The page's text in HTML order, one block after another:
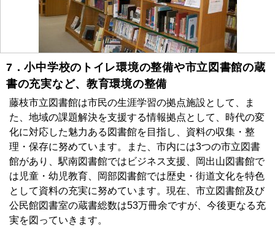
7．小中学校のトイレ環境の整備や市立図書館の蔵
書の充実など、教育環境の整備
藤枝市立図書館は市民の生涯学習の拠点施設として、ま
た、地域の課題解決を支援する情報拠点として、時代の変
化に対応した魅力ある図書館を目指し、資料の収集・整
理・保存に努めています。また、市内には3つの市立図書
館があり、駅南図書館ではビジネス支援、岡出山図書館で
は児童・幼児教育、岡部図書館では歴史・街道文化を特色
として資料の充実に努めています。現在、市立図書館及び
公民館図書室の蔵書総数は53万冊余ですが、今後更なる充
実を図っていきます。